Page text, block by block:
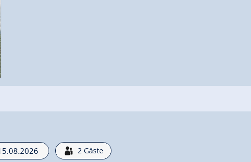
2 Gäste